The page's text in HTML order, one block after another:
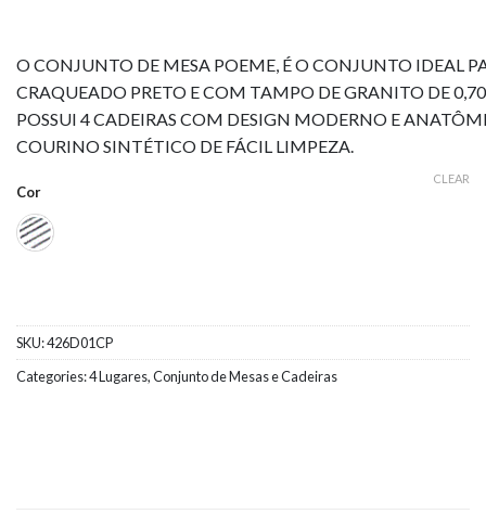
O CONJUNTO DE MESA POEME, É O CONJUNTO IDEAL
CRAQUEADO PRETO E COM TAMPO DE GRANITO DE
POSSUI 4 CADEIRAS COM DESIGN MODERNO E
COURINO SINTÉTICO DE FÁCIL LIMPEZA.
Cor
CLEAR
SKU:426D01CP
Categories:4 Lugares,Conjunto de Mesas e Cadeiras